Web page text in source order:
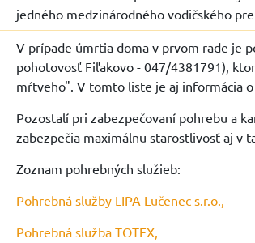
jedného medzinárodného vodičského
V prípade úmrtia doma v prvom rade je
pohotovosť Fiľakovo - 047/4381791),
mŕtveho". V tomto liste je aj informácia
Pozostalí pri zabezpečovaní pohrebu a
zabezpečia maximálnu starostlivosť aj v
Zoznam pohrebných služieb:
Pohrebná služby LIPA Lučenec s.r.o.,
Pohrebná služba TOTEX,